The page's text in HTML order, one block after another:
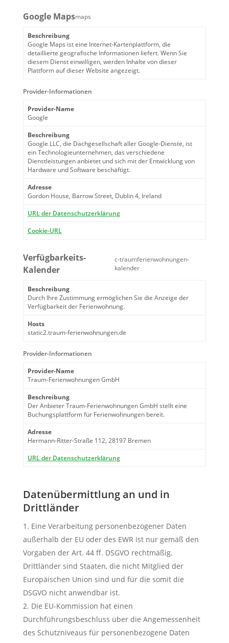
Google Mapsmaps
Beschreibung
Google Maps ist eine Internet-Kartenplattform, die
detaillierte geografische Informationen liefert. Wenn Sie
diesem Dienst einwilligen, werden Inhalte von dieser
Plattform auf dieser Website angezeigt.
Provider-Informationen
Provider-Name
Google
Beschreibung
Google LLC, die Dachgesellschaft aller Google-Dienste, ist
ein Technologieunternehmen, das verschiedene
Dienstleistungen anbietet und sich mit der Entwicklung von
Hardware und Software beschäftigt.
Adresse
Gordon House, Barrow Street, Dublin 4, Ireland
URL der Datenschutzerklärung
Cookie-URL
Verfügbarkeits-
Kalender
c-traumferienwohnungen-
kalender
Beschreibung
Durch Ihre Zustimmung ermöglichen Sie die Anzeige der
Verfügbarkeit der Ferienwohnung.
Hosts
static2.traum-ferienwohnungen.de
Provider-Informationen
Provider-Name
Traum-Ferienwohnungen GmbH
Beschreibung
Der Anbieter Traum-Ferienwohnungen GmbH stellt eine
Buchungsplattform für Ferienwohnungen bereit.
Adresse
Hermann-Ritter-Straße 112, 28197 Bremen
URL der Datenschutzerklärung
Datenübermittlung an und in
Drittländer
Eine Verarbeitung personenbezogener Daten
außerhalb der EU oder des EWR ist nur gemäß den
Vorgaben der Art. 44 ff. DSGVO rechtmäßig.
Drittländer sind Staaten, die nicht Mitglied der
Europäischen Union sind und für die somit die
DSGVO nicht anwendbar ist.
Die EU-Kommission hat einen
Durchführungsbeschluss über die Angemessenheit
des Schutzniveaus für personenbezogene Daten